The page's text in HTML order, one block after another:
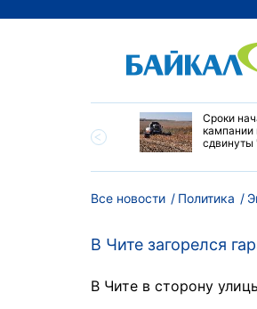
колледжах
Сроки
кампании
сдвинуты
Все новости Политика
В Чите загорелся
В Чите в сторону